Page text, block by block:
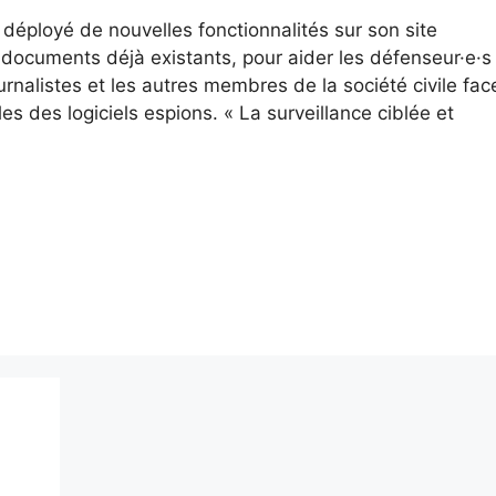
de nouvelles fonctionnalités sur son site
déjà existants, pour aider les défenseur·e·s
et les autres membres de la société civile
des logiciels espions. « La surveillance ciblée et